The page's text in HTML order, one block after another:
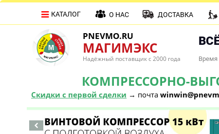
PNEVMO.RU
МАГИМЭКС
Надёжный поставщик с 2000 года Время
КОМПРЕССОРНО-
Скидки с первой сделки → почта
КАТАЛОГ О НАС ДОСТАВКА